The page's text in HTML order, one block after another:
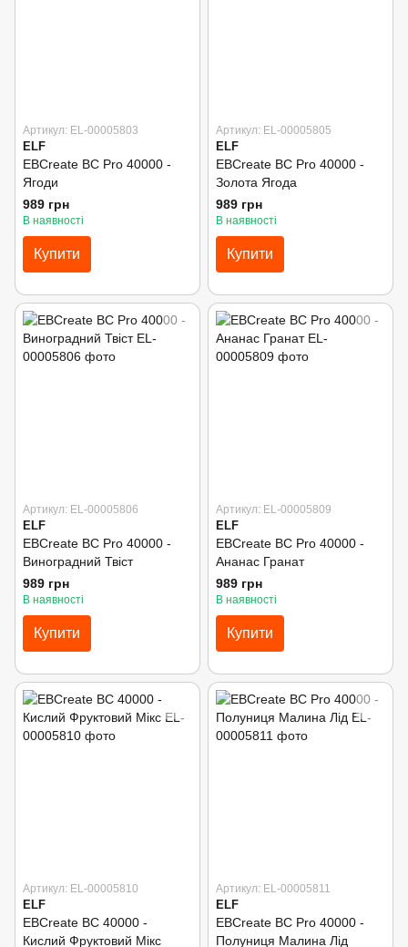
Артикул: EL-00005803
ELF
EBCreate BC Pro 40000 -
Ягоди
989 грн
В наявності
Купити
Артикул: EL-00005805
ELF
EBCreate BC Pro 40000 -
Золота Ягода
989 грн
В наявності
Купити
Артикул: EL-00005806
ELF
EBCreate BC Pro 40000 -
Виноградний Твіст
989 грн
В наявності
Купити
Артикул: EL-00005809
ELF
EBCreate BC Pro 40000 -
Ананас Гранат
989 грн
В наявності
Купити
Артикул: EL-00005810
ELF
EBCreate BC 40000 -
Кислий Фруктовий Мікс
Артикул: EL-00005811
ELF
EBCreate BC Pro 40000 -
Полуниця Малина Лід